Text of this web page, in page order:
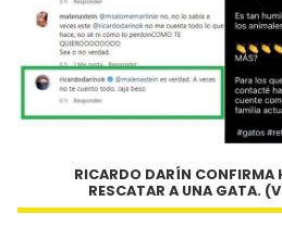
RICARDO DARÍN CONFIRMA
RESCATAR A UNA GATA.